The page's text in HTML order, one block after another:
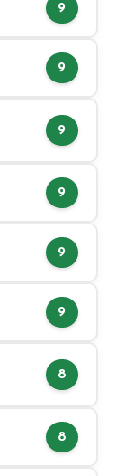
9
9
9
9
9
9
8
8